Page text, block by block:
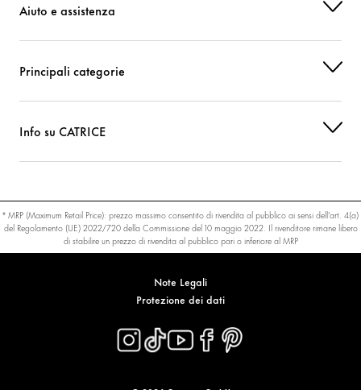
Aiuto e assistenza
Principali categorie
Info su CATRICE
* MRP (Maximum Retail Price): prezzo massimo consentito di rivendita al pubblico ai sensi dell’art. 4(a)
del Regolamento (UE) 2022/720 della Commissione del 10 maggio 2022. Il rivenditore rimane libero
di stabilire un prezzo di rivendita al pubblico pari o inferiore al MRP
Note Legali
Protezione dei dati